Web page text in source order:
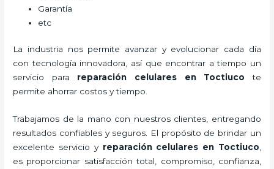
Garantía
etc
La industria nos permite avanzar y evolucionar cada día
con tecnología innovadora, así que encontrar a tiempo un
servicio para reparación celulares en Toctiuco te
permite ahorrar costos y tiempo.
Trabajamos de la mano con nuestros clientes, entregando
resultados confiables y seguros. El propósito de brindar un
excelente servicio y reparación celulares en Toctiuco
es proporcionar satisfacción total, compromiso, confianza,